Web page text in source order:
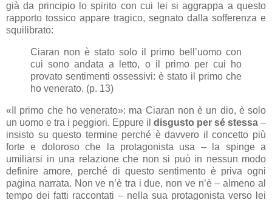
già da principio lo spirito con cui lei si aggrappa a questo
rapporto tossico appare tragico, segnato dalla sofferenza e
squilibrato:
Ciaran non è stato solo il primo bell’uomo con
cui sono andata a letto, o il primo per cui ho
provato sentimenti ossessivi: è stato il primo che
ho venerato. (p. 13)
«Il primo che ho venerato»: ma Ciaran non è un dio, è solo
un uomo e tra i peggiori. Eppure il disgusto per sé stessa –
insisto su questo termine perché è davvero il concetto più
forte e doloroso che la protagonista usa – la spinge a
umiliarsi in una relazione che non si può in nessun modo
definire amore, perché di questo sentimento è priva ogni
pagina narrata. Non ve n’è tra i due, non ve n’è – almeno al
tempo dei fatti raccontati – nella sua protagonista verso lei